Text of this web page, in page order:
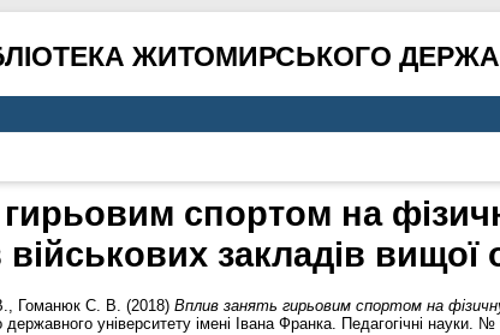
ЖИТОМИРСЬКОГО
спортом на
військових закладів вищої
, Гоманюк С. В. (2018) Вплив занять гирьовим спортом на
державного університету імені Івана Франка. Педагогічні